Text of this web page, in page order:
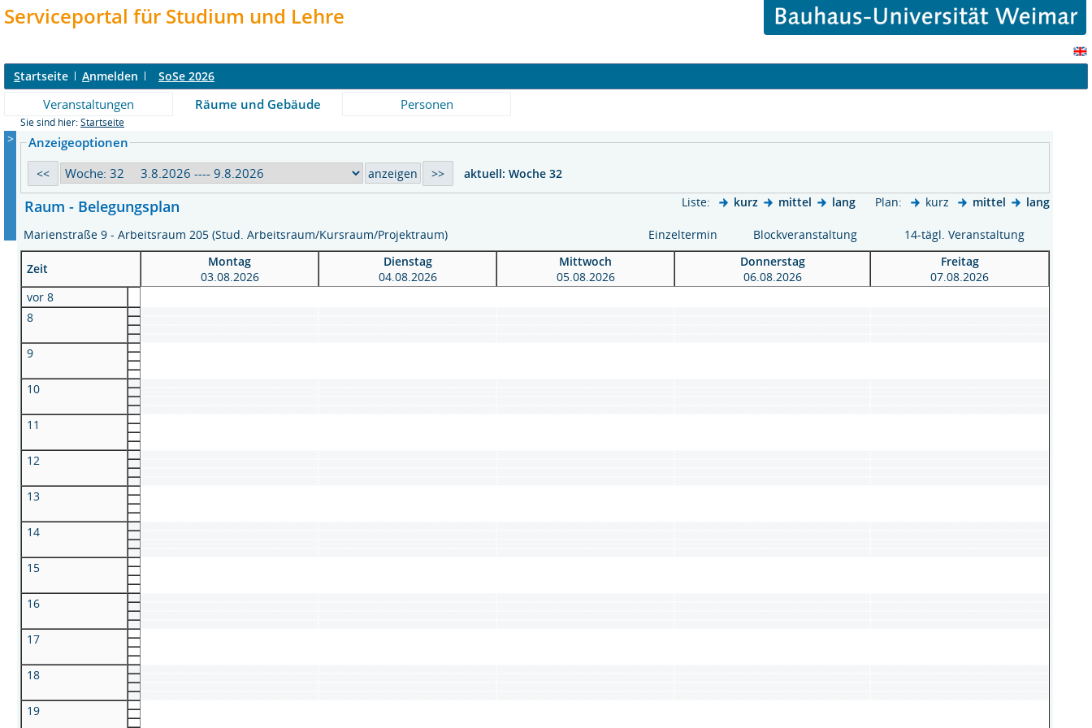
Serviceportal für Studium und Lehre
Startseite Anmelden SoSe 2026
Veranstaltungen Räume und Gebäude Personen
Sie sind hier: Startseite
> Anzeigeoptionen
aktuell: Woche 32
Raum - Belegungsplan Liste: kurz mittel lang Plan: kurz mittel lang
Marienstraße 9 - Arbeitsraum 205 (Stud. Arbeitsraum/Kursraum/Projektraum) Einzeltermin Blockveranstaltung 14-tägl. Veranstaltung
Zeit
Montag
03.08.2026
Dienstag
04.08.2026
Mittwoch
05.08.2026
Donnerstag
06.08.2026
Freitag
07.08.2026
vor 8
8
9
10
11
12
13
14
15
16
17
18
19